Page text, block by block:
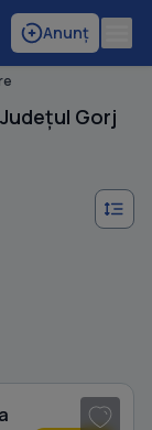
Anunț
Gorj